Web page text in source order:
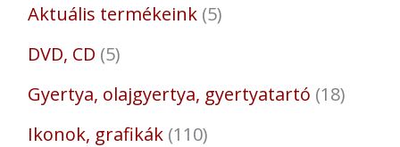
Aktuális termékeink 5
DVD, CD 5
Gyertya, olajgyertya, gyertyatartó 18
Ikonok, grafikák 110